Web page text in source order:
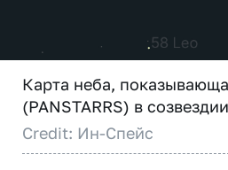
Карта неба,
(PANSTARRS) в
Credit: Ин-Спейс